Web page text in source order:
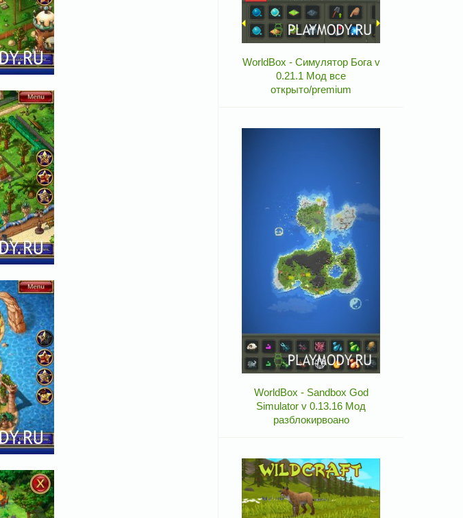
WorldBox - Симулятор Бога v
0.21.1 Мод все
открыто/premium
WorldBox - Sandbox God
Simulator v 0.13.16 Мод
разблокирвоано